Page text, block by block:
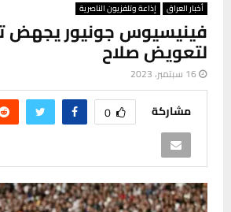
أخبار العراق إذاعة وتلفزيون الناصرية
فينيسيوس جونيور يجهض
لتعويض صلاح
16 سبتمبر، 2023
مشاركة 0